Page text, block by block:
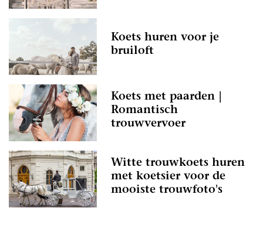
Koets huren voor je
bruiloft
Koets met paarden |
Romantisch
trouwvervoer
Witte trouwkoets huren
met koetsier voor de
mooiste trouwfoto's